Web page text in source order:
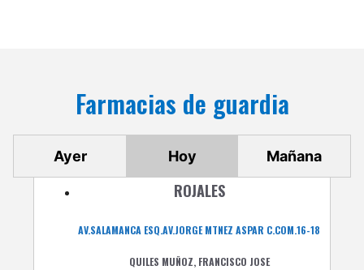
Farmacias de guardia
Ayer Hoy Mañana
ROJALES
AV.SALAMANCA ESQ.AV.JORGE MTNEZ ASPAR C.COM.16-18
QUILES MUÑOZ, FRANCISCO JOSE